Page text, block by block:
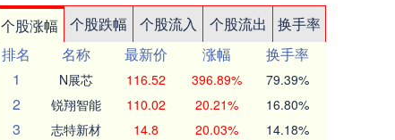
个股涨幅 个股跌幅 个股流入 个股流出
换手率
排名
名称 最新价 涨幅
换手率
1
N展芯 116.52 396.89% 79.39%
2 锐翔智能 110.02 20.21% 16.80%
3 志特新材 14.8 20.03% 14.18%